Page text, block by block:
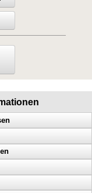
Bekanntheit
Tonstudio
verlegen
Werbung
Doppel Content
Werbung machen
Polizeikontrolle